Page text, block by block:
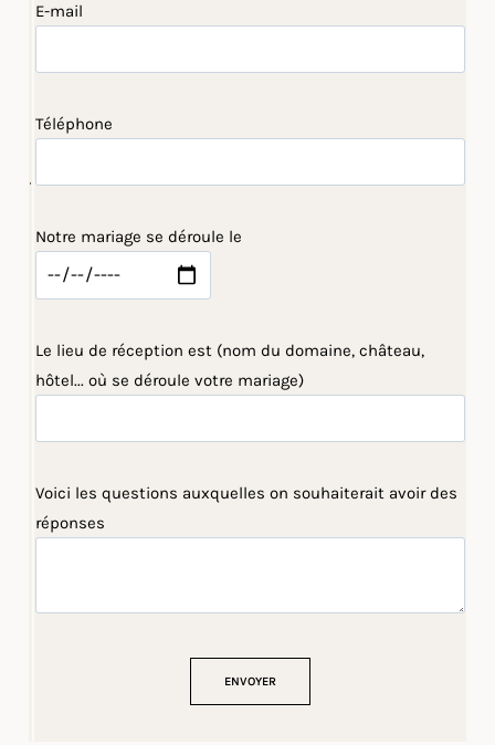
E-mail
Téléphone
Notre mariage se déroule le
Le lieu de réception est (nom du domaine, château,
hôtel... où se déroule votre mariage)
Voici les questions auxquelles on souhaiterait avoir des
réponses